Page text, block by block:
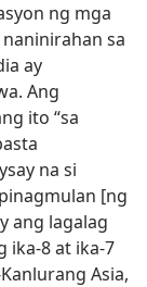
ng mga
sa
ay
Ang
ito “sa
na si
[ng
ang lagalag
ika-8 at ika-7
Asia,